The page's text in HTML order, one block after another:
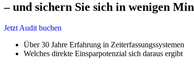
– und sichern Sie sich in wenigen
Jetzt Audit buchen
Über 30 Jahre Erfahrung in Zeiterfassungssystemen
Welches direkte Einsparpotenzial sich daraus ergibt